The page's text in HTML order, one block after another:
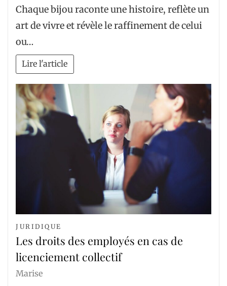
Chaque bijou raconte une histoire, reflète un
art de vivre et révèle le raffinement de celui
ou…
Lire l'article
JURIDIQUE
Les droits des employés en cas de
licenciement collectif
Marise